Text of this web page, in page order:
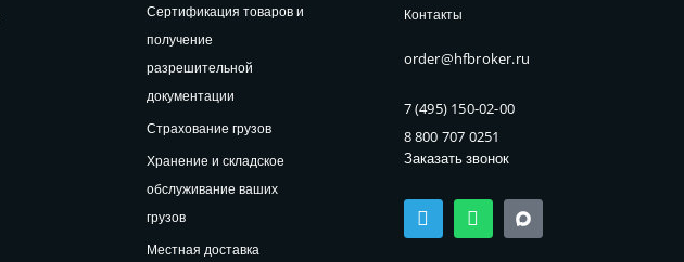
Сертификация товаров и
получение
разрешительной
документации
Страхование грузов
Хранение и складское
обслуживание ваших
грузов
Местная доставка
Контакты
order@hfbroker.ru
7 (495) 150-02-00
8 800 707 0251
Заказать звонок
T
e
W
h